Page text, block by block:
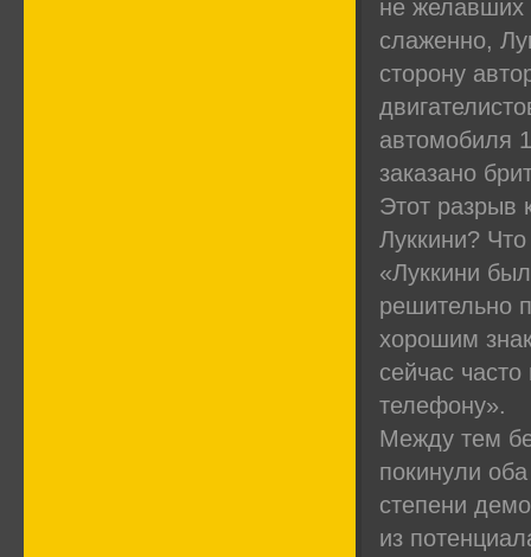
не желавших
слаженно,
сторону
автомобиля
заказано
Этот разрыв
Луккини?
«Луккини
решительно
хорошим
сейчас
телефону».
Между тем
покинули
степени
из